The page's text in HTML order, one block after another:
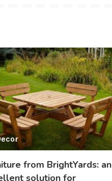
from BrightYards: an
solution for